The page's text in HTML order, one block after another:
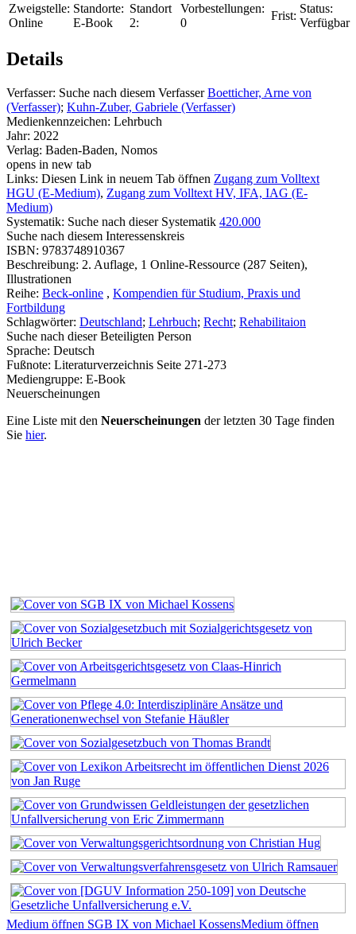
Zweigstelle:
Online
Standorte:
E-Book
Standort
2:
Vorbestellungen:
0
Frist:
Status:
Verfügbar
Details
Verfasser: Suche nach diesem Verfasser Boetticher, Arne von
(Verfasser); Kuhn-Zuber, Gabriele (Verfasser)
Medienkennzeichen: Lehrbuch
Jahr: 2022
Verlag: Baden-Baden, Nomos
opens in new tab
Links: Diesen Link in neuem Tab öffnen Zugang zum Volltext
HGU (E-Medium), Zugang zum Volltext HV, IFA, IAG (E-
Medium)
Systematik: Suche nach dieser Systematik 420.000
Suche nach diesem Interessenskreis
ISBN: 9783748910367
Beschreibung: 2. Auflage, 1 Online-Ressource (287 Seiten),
Illustrationen
Reihe: Beck-online , Kompendien für Studium, Praxis und
Fortbildung
Schlagwörter: Deutschland; Lehrbuch; Recht; Rehabilitaion
Suche nach dieser Beteiligten Person
Sprache: Deutsch
Fußnote: Literaturverzeichnis Seite 271-273
Mediengruppe: E-Book
Neuerscheinungen
Eine Liste mit den Neuerscheinungen der letzten 30 Tage finden
Sie hier.
Medium öffnen SGB IX von Michael KossensMedium öffnen